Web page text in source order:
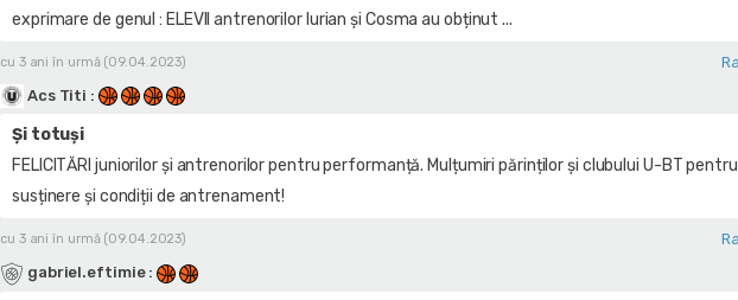
exprimare de genul : ELEVII antrenorilor Iurian și Cosma au obținut ...
cu 3 ani în urmă (09.04.2023)
Acs Titi :
Și totuși
FELICITĂRI juniorilor și antrenorilor pentru performanță. Mulțumiri părinților și clubului U-BT pentru
susținere și condiții de antrenament!
cu 3 ani în urmă (09.04.2023)
gabriel.eftimie :